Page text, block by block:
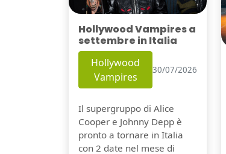
Hollywood Vampires a
settembre in Italia
Hollywood
Vampires
30/07/2026
Il supergruppo di Alice
Cooper e Johnny Depp è
pronto a tornare in Italia
con 2 date nel mese di